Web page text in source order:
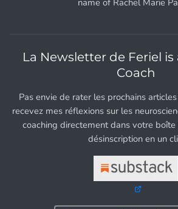
La Newsletter de Feriel
Coach
Pas envie de rater les prochains
recevez mes réflexions sur les
coaching directement dans votre
désinscription en un